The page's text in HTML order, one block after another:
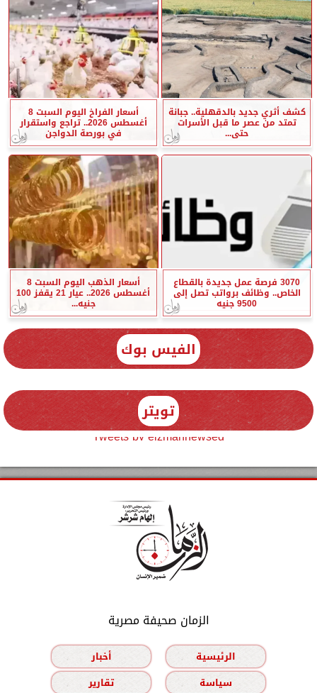
كشف أثري جديد بالدقهلية.. جبانة
تمتد من عصر ما قبل الأسرات
حتى...
أسعار الفراخ اليوم السبت 8
أغسطس 2026.. تراجع واستقرار
في بورصة الدواجن
3070 فرصة عمل جديدة بالقطاع
الخاص.. وظائف برواتب تصل إلى
9500 جنيه
أسعار الذهب اليوم السبت 8
أغسطس 2026.. عيار 21 يقفز 100
جنيه...
الفيس بوك
تويتر
Tweets by elzmannewseg
الزمان صحيفة مصرية
الرئيسية
أخبار
سياسة
تقارير